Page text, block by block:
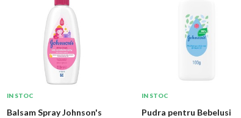
IN STOC
Balsam Spray Johnson's
IN STOC
Pudra pentru Bebelusi